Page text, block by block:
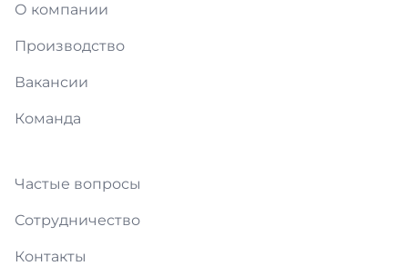
О компании
Производство
Вакансии
Команда
Частые вопросы
Сотрудничество
Контакты